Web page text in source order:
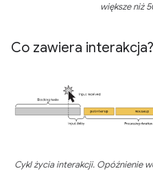
większe niż
Co zawiera interakcja?
Cykl życia interakcji. Opóźnienie